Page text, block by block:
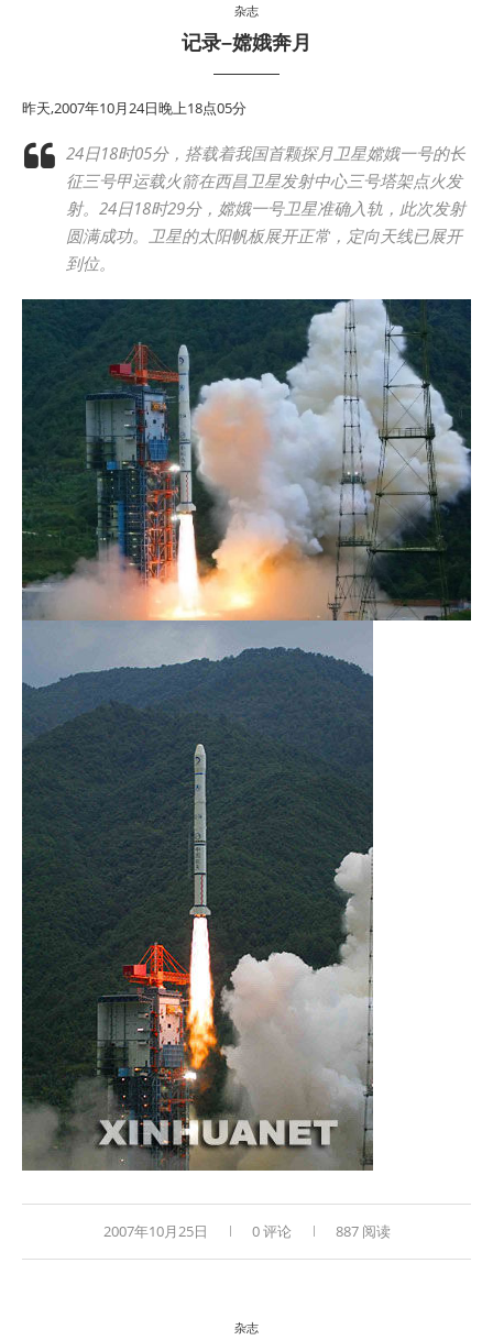
杂志
记录–嫦娥奔月
昨天,2007年10月24日晚上18点05分
24日18时05分，搭载着我国首颗探月卫星嫦娥一号的长
征三号甲运载火箭在西昌卫星发射中心三号塔架点火发
射。24日18时29分，嫦娥一号卫星准确入轨，此次发射
圆满成功。卫星的太阳帆板展开正常，定向天线已展开
到位。
2007年10月25日 0 评论 887 阅读
杂志